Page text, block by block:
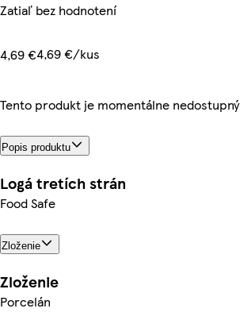
Zatiaľ bez hodnotení
4,69 €4,69 €/kus
Tento produkt je momentálne nedostupný
Popis produktu
Logá tretích strán
Food Safe
Zloženie
Zloženie
Porcelán